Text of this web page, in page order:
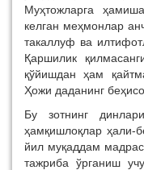
Муҳтожларга
келган меҳмонлар
такаллуф ва
Қаршилик
қўйишдан ҳам
Ҳожи даданинг
Бу зотнинг
ҳамқишлоқлар ҳали-
йил муқаддам
тажриба ўрганиш